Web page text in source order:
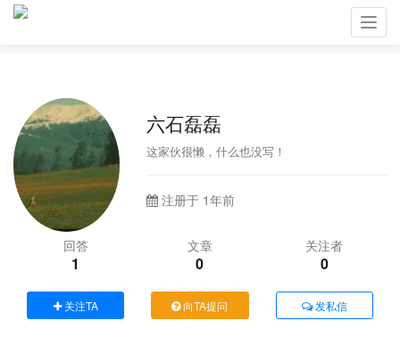
六石磊磊
这家伙很懒，什么也没写！
注册于 1年前
回答
1
文章
0
关注者
0
关注TA 向TA提问 发私信